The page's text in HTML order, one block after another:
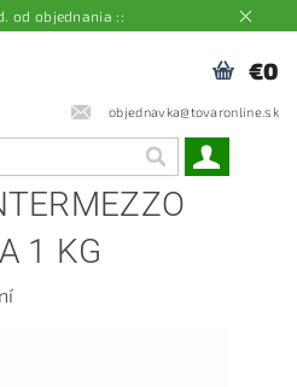
od objednania ::
objednavka@tovaronline.sk
€0
1 KG